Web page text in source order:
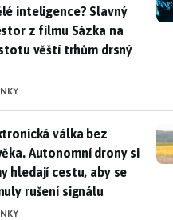
inteligence? Slavný
z filmu Sázka na
věští trhům drsný
válka bez člověka.
válka bez
Autonomní drony si
hledají cestu, aby se
rušení signálu